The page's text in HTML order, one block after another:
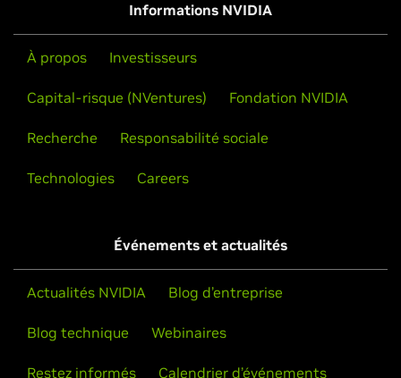
Informations NVIDIA
À propos Investisseurs
Capital-risque (NVentures) Fondation NVIDIA
Recherche Responsabilité sociale
Technologies Careers
Événements et actualités
Actualités NVIDIA Blog d’entreprise
Blog technique Webinaires
Restez informés Calendrier d’événements